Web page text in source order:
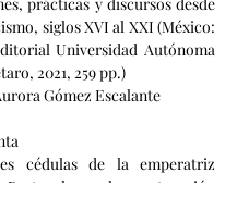
siglos XVI al XXI (México:
Universidad Autónoma
cédulas de la emperatriz
Portugal para la construcción